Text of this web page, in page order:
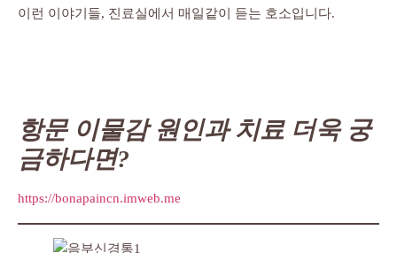
이런 이야기들, 진료실에서 매일같이 듣는 호소입니다.
항문 이물감 원인과 치료 더욱 궁
금하다면?
https://bonapaincn.imweb.me